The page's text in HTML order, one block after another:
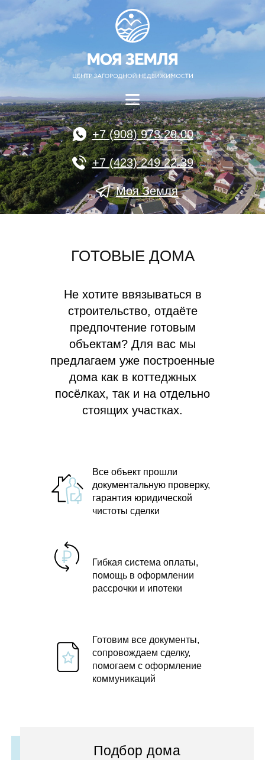
+7 (908) 973 29 00
+7 (423) 249 22 39
Моя Земля
ГОТОВЫЕ ДОМА
Не хотите ввязываться в
строительство, отдаёте
предпочтение готовым
объектам? Для вас мы
предлагаем уже построенные
дома как в коттеджных
посёлках, так и на отдельно
стоящих участках.
Все объект прошли
документальную проверку,
гарантия юридической
чистоты сделки
Гибкая система оплаты,
помощь в оформлении
рассрочки и ипотеки
Готовим все документы,
сопровождаем сделку,
помогаем с оформление
коммуникаций
Подбор дома